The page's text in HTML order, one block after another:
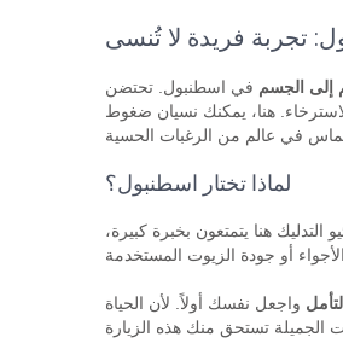
تجربة فريدة لا تُنسى
إلى الجسم في اسطنبول. تحتضن
هنا، يمكنك نسيان ضغوط
لماذا تختار اسطنبول؟
هنا يتمتعون بخبرة كبيرة،
واجعل نفسك أولاً. لأن الحياة